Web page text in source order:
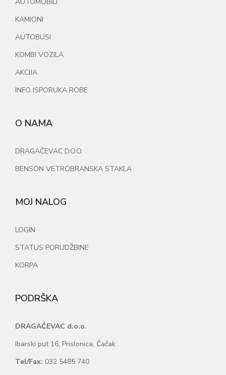
KAMIONI
AUTOBUSI
KOMBI VOZILA
AKCIJA
INFO ISPORUKA ROBE
O NAMA
DRAGAČEVAC D.O.O.
BENSON VETROBRANSKA STAKLA
MOJ NALOG
LOGIN
STATUS PORUDŽBINE
KORPA
PODRŠKA
DRAGAČEVAC d.o.o.
Ibarski put 16, Prislonica, Čačak
Tel/Fax: 032 5485 740